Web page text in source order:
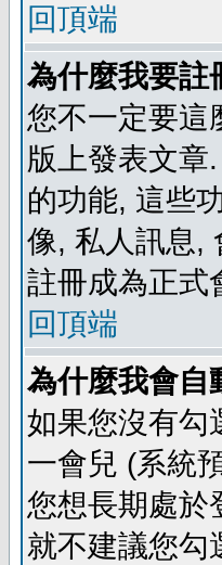
回頂端
為什麼我要註
您不一定要這
版上發表文章
的功能, 這些
像, 私人訊息,
註冊成為正式
回頂端
為什麼我會自
如果您沒有勾
一會兒 (系統
您想長期處於
就不建議您勾